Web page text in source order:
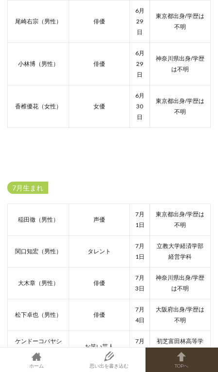
尾崎右宗（男性） 俳優
6月
29
日
東京都出身/学歴は
不明
小林博（男性） 俳優
6月
29
日
神奈川県出身/学歴
は不明
香椎優花（女性） 女優
6月
30
日
東京都出身/学歴は
不明
7月生まれ
稲田徹（男性） 声優
7月
1日
東京都出身/学歴は
不明
関口知宏（男性） タレント
7月
1日
立教大学経済学部
経営学科
大木章（男性） 俳優
7月
3日
神奈川県出身/学歴
は不明
松下卓也（男性） 俳優
7月
4日
大阪府出身/学歴は
不明
ケンドーコバヤシ
（男性）
お笑い芸人
7月
初芝富田林高等学
校
ホーム 思い出を書き込む TOPへ